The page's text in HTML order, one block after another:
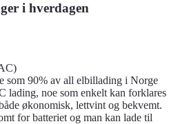
i hverdagen
som 90% av all elbillading i Norge
lading, noe som enkelt kan forklares
økonomisk, lettvint og bekvemt.
for batteriet og man kan lade til